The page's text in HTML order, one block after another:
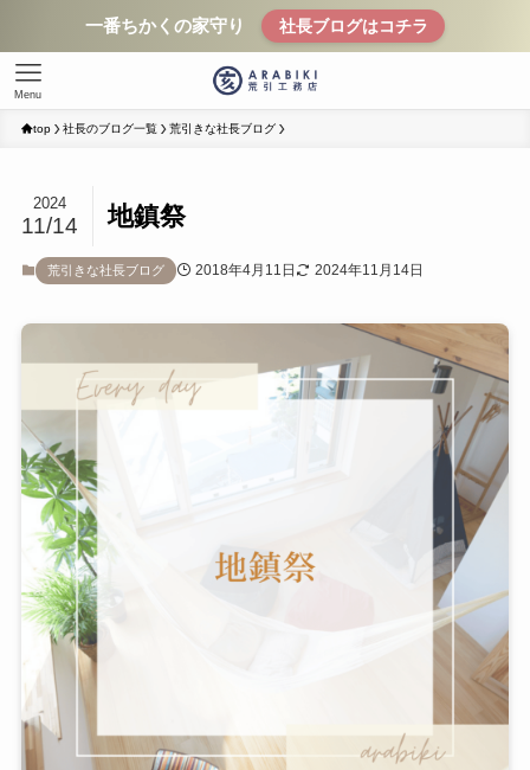
一番ちかくの家守り 社長ブログはコチラ
Menu
top 社長のブログ一覧 荒引きな社長ブログ
地鎮祭
2024
11/14
荒引きな社長ブログ 2018年4月11日 2024年11月14日